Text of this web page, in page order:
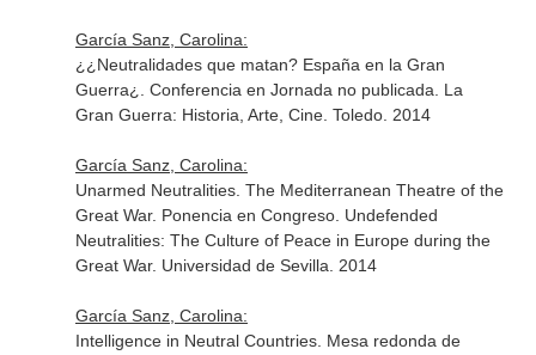
García Sanz, Carolina:
¿¿Neutralidades que matan? España en la Gran
Guerra¿. Conferencia en Jornada no publicada. La
Gran Guerra: Historia, Arte, Cine. Toledo. 2014
García Sanz, Carolina:
Unarmed Neutralities. The Mediterranean Theatre of the
Great War. Ponencia en Congreso. Undefended
Neutralities: The Culture of Peace in Europe during the
Great War. Universidad de Sevilla. 2014
García Sanz, Carolina:
Intelligence in Neutral Countries. Mesa redonda de